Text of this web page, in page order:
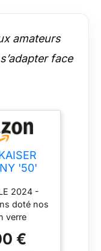
amateurs
face
'50'
de
80
fumer
kg de
2024 -
doté nos
verre
réfléchi
€